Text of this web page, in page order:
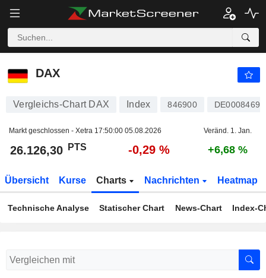
DAX
DAX
Vergleichs-Chart DAX Index 846900
Markt geschlossen - Xetra 17:50:00 05.08.2026 Veränd. 1. Jan.
26.126,30 PTS -0,29 % +6,68 %
Übersicht Kurse Charts Nachrichten Heatmap
Technische Analyse Statischer Chart News-Chart Index-